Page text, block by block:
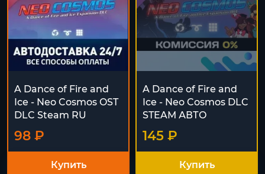
A Dance of Fire and
Ice - Neo Cosmos OST
DLC Steam RU
98 ₽
Купить
A Dance of Fire and
Ice - Neo Cosmos DLC
STEAM АВТО
145 ₽
Купить